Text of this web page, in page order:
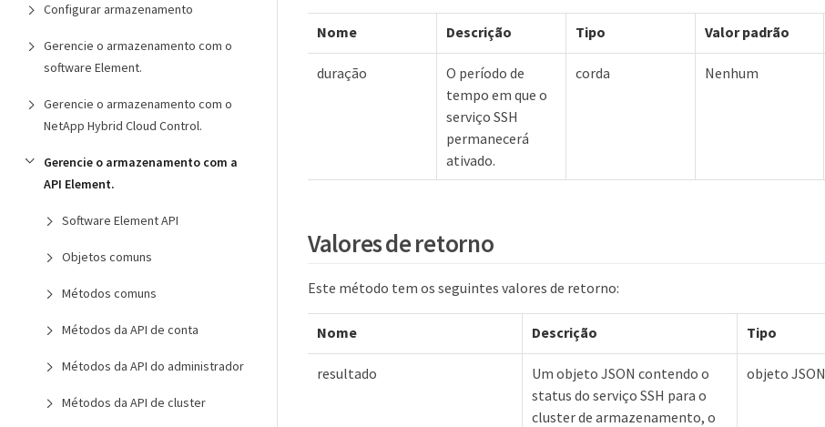
Configurar armazenamento
Gerencie o armazenamento com o
software Element.
Gerencie o armazenamento com o
NetApp Hybrid Cloud Control.
Gerencie o armazenamento com a
API Element.
Software Element API
Objetos comuns
Métodos comuns
Métodos da API de conta
Métodos da API do administrador
Métodos da API de cluster
Nome Descrição Tipo Valor padrão
duração
O período de
tempo em que o
serviço SSH
permanecerá
ativado.
corda Nenhum
Valores de retorno
Este método tem os seguintes valores de retorno:
Nome Descrição Tipo
resultado
Um objeto JSON contendo o
status do serviço SSH para o
cluster de armazenamento, o
objeto JSON